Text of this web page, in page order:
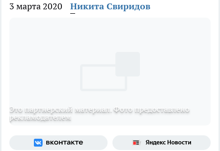
3 марта 2020 Никита Свиридов
Это партнерский материал. Фото предоставлено
рекламодателем